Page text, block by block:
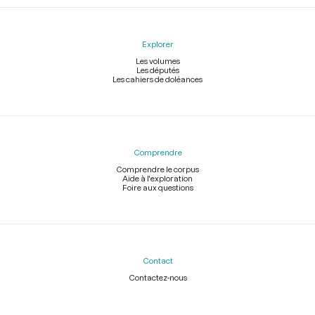
Explorer
Les volumes
Les députés
Les cahiers de doléances
Comprendre
Comprendre le corpus
Aide à l'exploration
Foire aux questions
Contact
Contactez-nous